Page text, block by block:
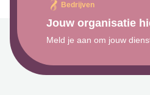
Bedrijven
Jouw organisatie
Meld je aan om jouw